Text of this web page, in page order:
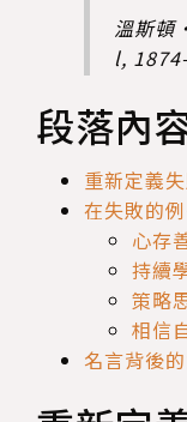
溫斯頓
l,
段落內
重新定義
在失敗的
心存
持續
策略
相信
名言背後